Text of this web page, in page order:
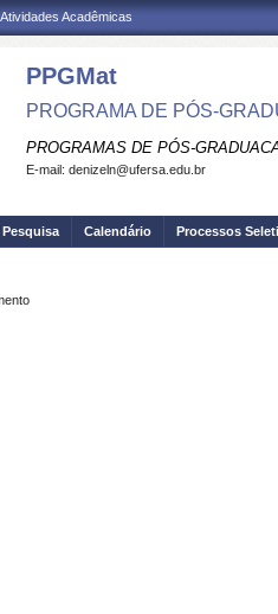
Acadêmicas
PPGMat
PROGRAMA DE PÓS-
PROGRAMAS DE PÓS-
E-mail: denizeln@ufersa.edu.br
Calendário Processos